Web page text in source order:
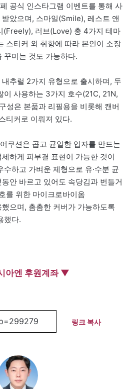
공식 인스타그램 이벤트를 통해 사
았으며, 스마일(Smile), 레스트 앤
(Freely), 러브(Love) 총 4가지 테마
스티커 외 취향에 따라 본인이 소장
꾸미는 것도 가능하다.
추럴 2가지 유형으로 출시하며, 두
이 사용하는 3가지 호수(21C, 21N,
성은 본품과 리필용을 비롯해 캔버
티커로 이뤄져 있다.
쿠션은 곱고 균일한 입자를 만드는
하게 피부결 표현이 가능한 것이
하고 가벼운 제형으로 유·수분 균
안 바르고 있어도 속당김과 번들거
를 위한 마이크로바이옴
으며, 촘촘한 커버가 가능하도록
했다.
아엔 후원계좌 ▼
링크 복사